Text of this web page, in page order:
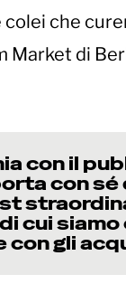
colei che
Market di
con il
con sé
cui
gli